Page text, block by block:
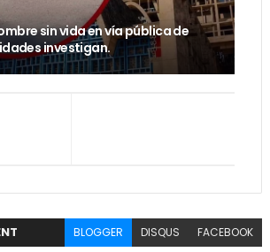
sin vida en vía pública de
investigan.
BLOGGER DISQUS FACEBOOK